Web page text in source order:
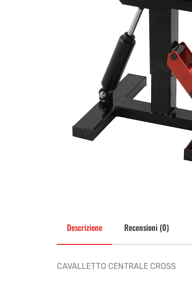
Descrizione Recensioni (0)
CAVALLETTO CENTRALE CROSS